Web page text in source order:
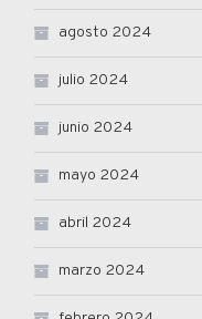
agosto 2024
julio 2024
junio 2024
mayo 2024
abril 2024
marzo 2024